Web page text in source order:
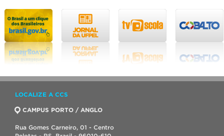
LOCALIZE A CCS
CAMPUS PORTO / ANGLO
Rua Gomes Carneiro, 01 - Centro